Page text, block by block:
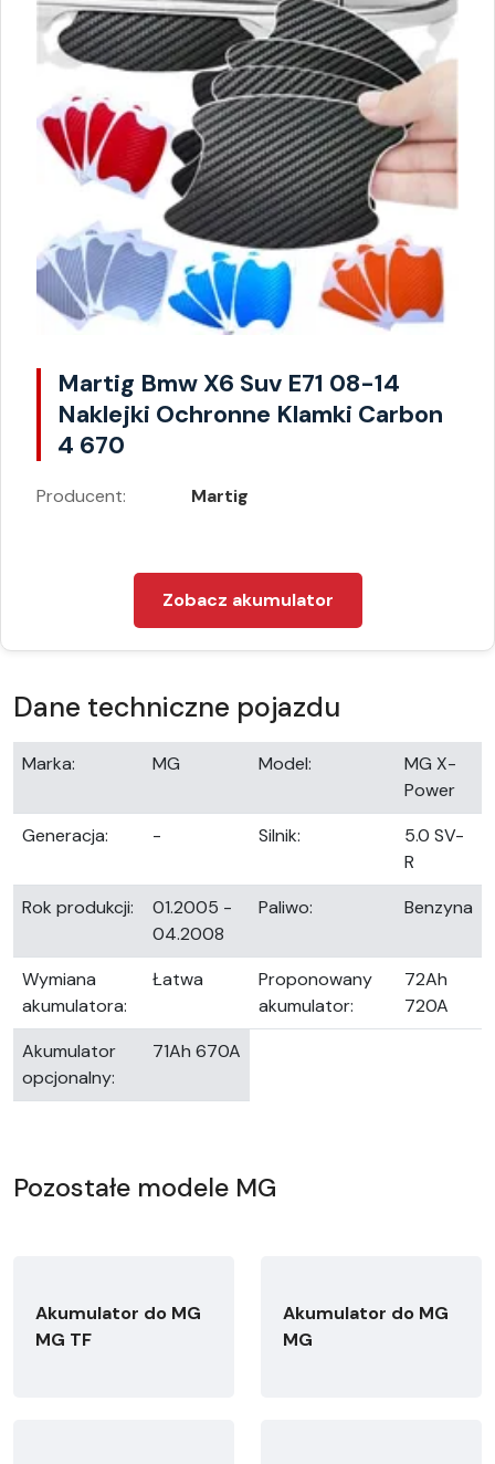
Martig Bmw X6 Suv E71 08-14
Naklejki Ochronne Klamki Carbon
4 670
Producent: Martig
Zobacz akumulator
Dane techniczne pojazdu
Marka: MG Model:
MG X-
Power
Generacja:
- Silnik:
5.0 SV-
R
Rok produkcji:
01.2005 -
04.2008
Paliwo: Benzyna
Wymiana
akumulatora:
Łatwa
Proponowany
akumulator:
72Ah
720A
Akumulator
opcjonalny:
71Ah 670A
Pozostałe modele MG
Akumulator do MG
MG TF
Akumulator do MG
MG